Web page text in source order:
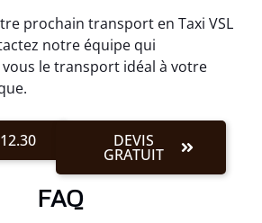
prochain transport en Taxi VSL
notre équipe qui
le transport idéal à votre
DEVIS
GRATUIT
FAQ